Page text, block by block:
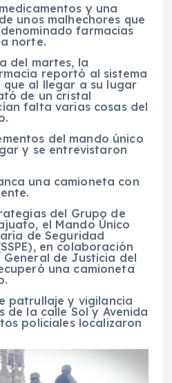
y una
unos malhechores que
farmacias
norte.
del martes, la
reportó al sistema
que al llegar a su lugar
de un cristal
falta varias cosas del
del mando único
y se entrevistaron
una camioneta con
del Grupo de
el Mando Único
de Seguridad
en colaboración
de Justicia del
una camioneta
patrullaje y vigilancia
de la calle Sol y Avenida
policiales localizaron